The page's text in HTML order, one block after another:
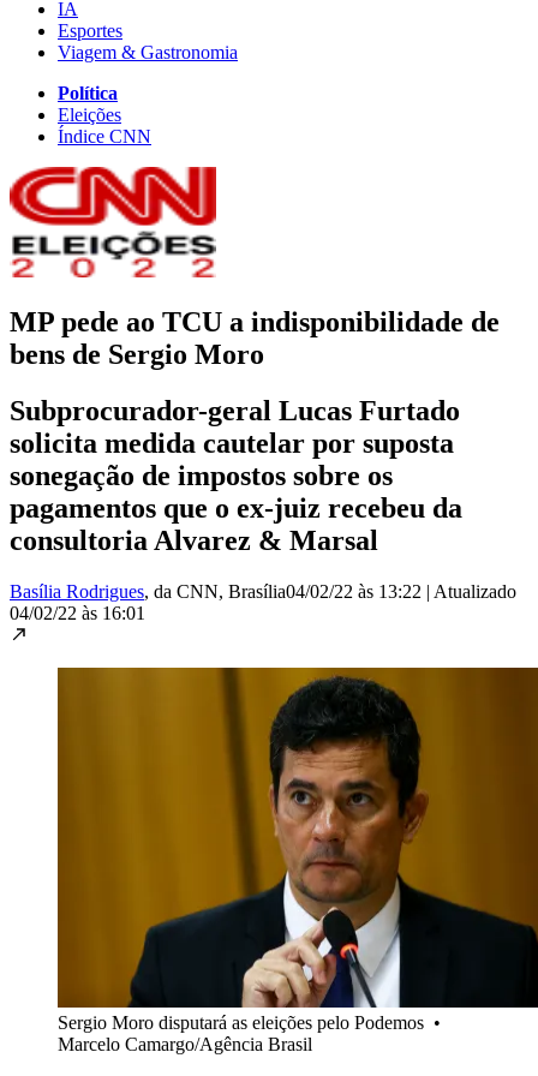
IA
Esportes
Viagem & Gastronomia
Política
Eleições
Índice CNN
MP pede ao TCU a indisponibilidade de
bens de Sergio Moro
Subprocurador-geral Lucas Furtado
solicita medida cautelar por suposta
sonegação de impostos sobre os
pagamentos que o ex-juiz recebeu da
consultoria Alvarez & Marsal
Basília Rodrigues, da CNN, Brasília04/02/22 às 13:22 | Atualizado
04/02/22 às 16:01
Sergio Moro disputará as eleições pelo Podemos •
Marcelo Camargo/Agência Brasil